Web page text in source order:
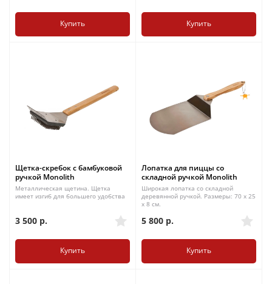
Купить Купить
Щетка-скребок с бамбуковой
ручкой Monolith
Металлическая щетина. Щетка
имеет изгиб для большего удобства
3 500 р.
Купить
Лопатка для пиццы со
складной ручкой Monolith
Широкая лопатка со складной
деревянной ручкой. Размеры: 70 х 25
х 8 см.
5 800 р.
Купить